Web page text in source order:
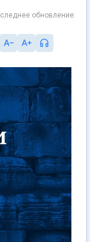
обновление: